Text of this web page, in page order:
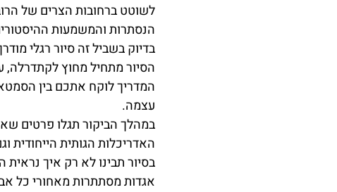
לשוטט ברחובות הצרים של
הנסתרות והמשמעות
בדיוק בשביל זה סיור רגלי
הסיור מתחיל מחוץ לקתדרלה,
המדריך לוקח אתכם בין
עצמה.
במהלך הביקור תגלו פרטים
האדריכלות הגותית
בסיור תבינו לא רק איך
אגדות מסתתרות מאחורי כל